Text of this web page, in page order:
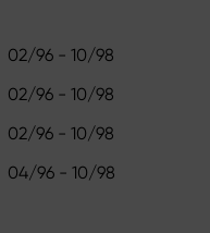
02/96 - 10/98
02/96 - 10/98
02/96 - 10/98
04/96 - 10/98